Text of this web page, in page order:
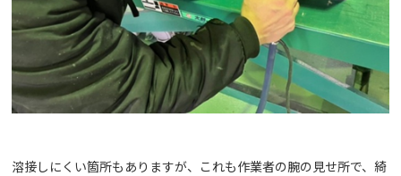
溶接しにくい箇所もありますが、これも作業者の腕の見せ所で、綺